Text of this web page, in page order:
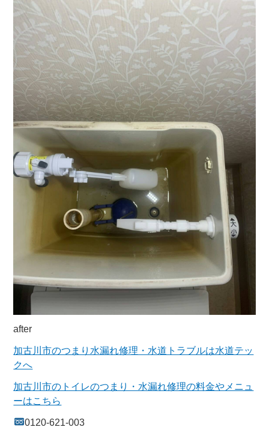
after
加古川市のつまり水漏れ修理・水道トラブルは水道テッ
クへ
加古川市のトイレのつまり・水漏れ修理の料金やメニュ
ーはこちら
0120-621-003